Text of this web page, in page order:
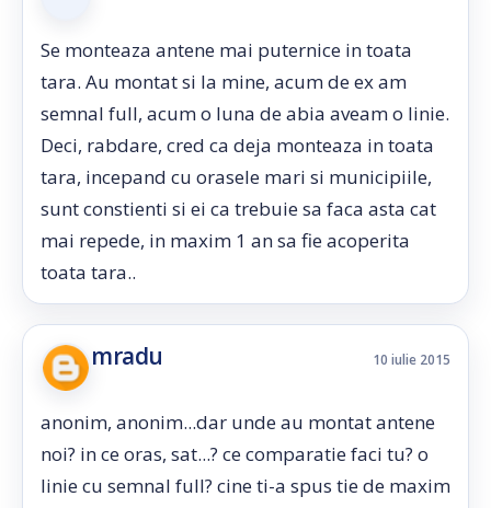
Se monteaza antene mai puternice in toata
tara. Au montat si la mine, acum de ex am
semnal full, acum o luna de abia aveam o linie.
Deci, rabdare, cred ca deja monteaza in toata
tara, incepand cu orasele mari si municipiile,
sunt constienti si ei ca trebuie sa faca asta cat
mai repede, in maxim 1 an sa fie acoperita
toata tara..
mradu 10 iulie 2015
anonim, anonim...dar unde au montat antene
noi? in ce oras, sat...? ce comparatie faci tu? o
linie cu semnal full? cine ti-a spus tie de maxim